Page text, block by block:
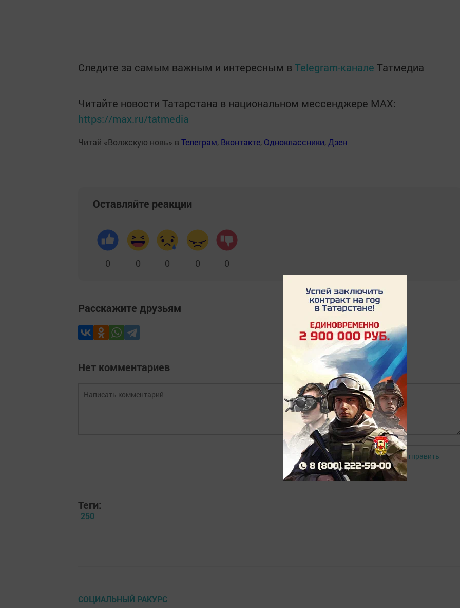
Следите за самым важным и интересным в Telegram-канале Татмедиа
Читайте новости Татарстана в национальном мессенджере MАХ:
https://max.ru/tatmedia
Читай «Волжскую новь» в Телеграм, Вконтакте, Одноклассники, Дзен
Оставляйте реакции
0 0 0 0 0
Расскажите друзьям
Нет комментариев
Авторизоваться Отправить
Теги:
250
СОЦИАЛЬНЫЙ РАКУРС